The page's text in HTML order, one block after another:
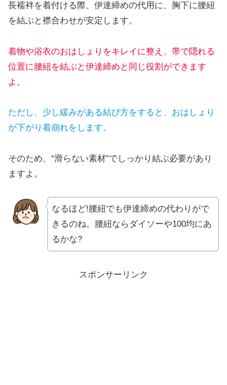
長襦袢を着付ける際、伊達締めの代用に、胸下に腰紐
を結ぶと襟合わせが安定します。
着物や浴衣のおはしょりをキレイに整え、帯で隠れる
位置に腰紐を結ぶと伊達締めと同じ役割ができます
よ。
ただし、少し緩みがある結び方をすると、おはしょり
が下がり着崩れをします。
そのため、“滑らない素材”でしっかり結ぶ必要があり
ますよ。
なるほど!腰紐でも伊達締めの代わりがで
きるのね。腰紐ならダイソーや100均にあ
るかな?
スポンサーリンク